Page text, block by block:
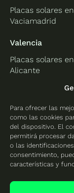
Para ofrecer las
como las cookies
del dispositivo. El
permitirá procesar
o las
consentimiento,
características y
Placas solares
Vaciamadrid
Valencia
Placas solares en
Alicante
Placas solares en
Placas solares en
Valencia
Protección de
Política de